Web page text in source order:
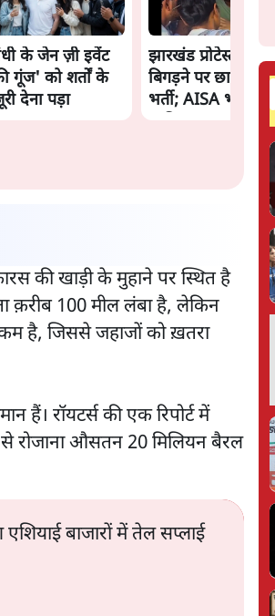
के जेन ज़ी इवेंट
गूंज' को शर्तों के
देना पड़ा
झारखंड प्रोटेस्ट:
बिगड़ने पर छात्र
भर्ती; AISA भी हुई
की खाड़ी के मुहाने पर स्थित है
क़रीब 100 मील लंबा है, लेकिन
कम है, जिससे जहाजों को ख़तरा
रॉयटर्स की एक रिपोर्ट में
से रोजाना औसतन 20 मिलियन बैरल
बाजारों में तेल सप्लाई